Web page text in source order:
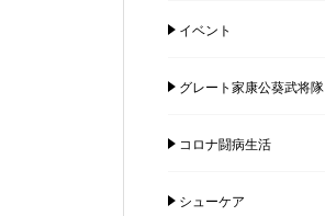
イベント
グレート家康公葵武将隊
コロナ闘病生活
シューケア